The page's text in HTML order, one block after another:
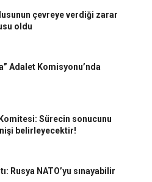
çevreye verdiği zarar
oldu
Adalet Komisyonu’nda
Sürecin sonucunu
belirleyecektir!
Rusya NATO’yu sınayabilir